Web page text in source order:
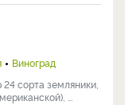
Виноград
сорта земляники,
...